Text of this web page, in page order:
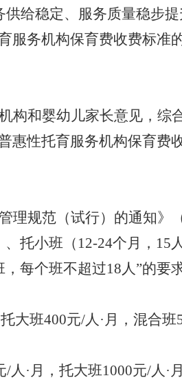
供给稳定、服务质量稳步提
服务机构保育费收费标准
构和婴幼儿家长意见， 综
惠性托育服务机构保育费
理规范（试行）的通知》
、托小班（ 12-24个月， 15
每个班不超过18 人”的要
大班400元/人 · 月，混合班
/人 · 月，托大班1000元/人 ·